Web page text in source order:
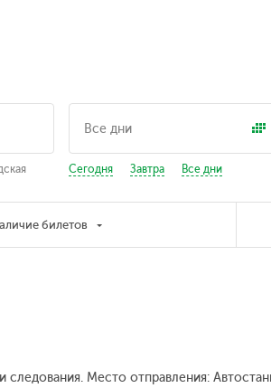
Сегодня Завтра Все дни
билетов
Место отправления: